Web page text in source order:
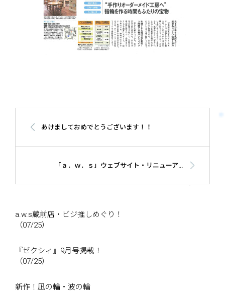
あけましておめでとうございます！！
「ａ．ｗ．ｓ」ウェブサイト・リニューアル！！
a.w.s蔵前店・ビジ推しめぐり！
（07/25）
『ゼクシィ』9月号掲載！
（07/25）
新作！凪の輪・波の輪